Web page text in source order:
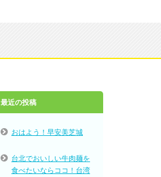
最近の投稿
おはよう！早安美芝城
台北でおいしい牛肉麺を
食べたいならココ！台湾